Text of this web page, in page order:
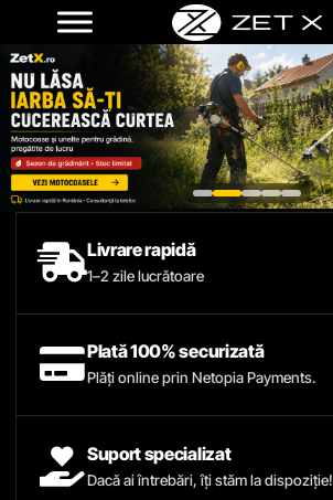
Livrare rapidă
1–2 zile lucrătoare
Plată 100% securizată
Plăți online prin Netopia Payments.
Suport specializat
Dacă ai întrebări, îți stăm la dispoziție!